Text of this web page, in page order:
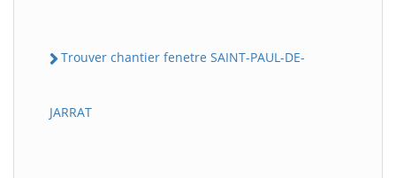
Trouver chantier fenetre SAINT-PAUL-DE-
JARRAT